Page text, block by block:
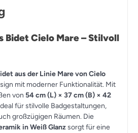
Bidet Cielo Mare – Stilvoll
aus der Linie Mare von Cielo
mit moderner Funktionalität. Mit
von 54 cm (L) × 37 cm (B) × 42
für stilvolle Badgestaltungen,
großzügigen Räumen. Die
in Weiß Glanzsorgt für eine